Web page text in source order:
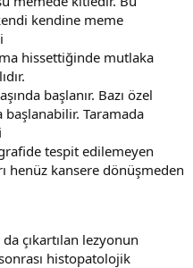
kendine meme
hissettiğinde mutlaka
başlanır. Bazı özel
Taramada
tespit edilemeyen
henüz kansere dönüşmeden
çıkartılan lezyonun
histopatolojik